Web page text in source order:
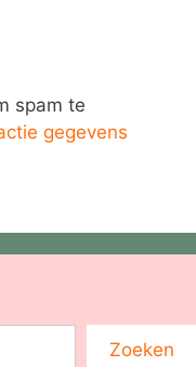
spam te
gegevens
Zoeken